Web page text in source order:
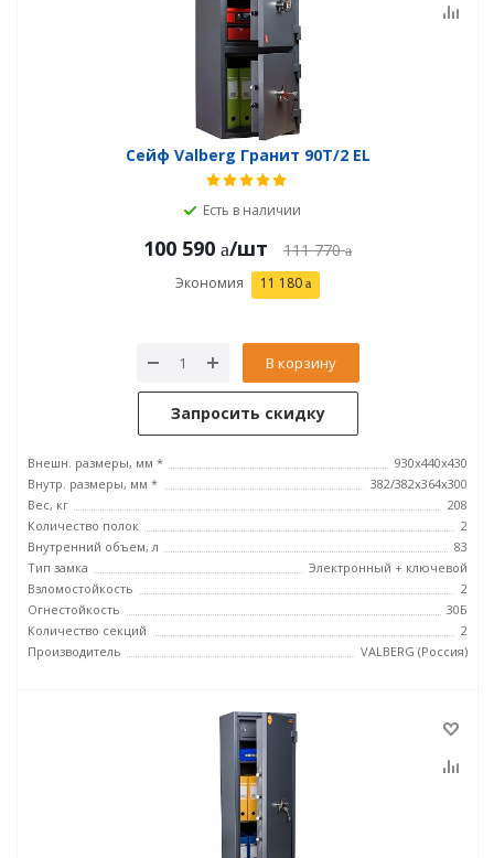
Сейф Valberg Гранит 90T/2 EL
Есть в наличии
100 590 /шт 111 770
Экономия 11 180
В корзину
Запросить скидку
Внешн. размеры, мм *
930x440x430
Внутр. размеры, мм *
382/382x364x300
Вес, кг
208
Количество полок
2
Внутренний объем, л
83
Тип замка
Электронный + ключевой
Взломостойкость
2
Огнестойкость
30Б
Количество секций
2
Производитель
VALBERG (Россия)